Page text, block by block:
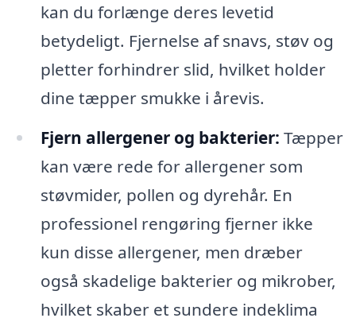
kan du forlænge deres levetid
betydeligt. Fjernelse af snavs, støv og
pletter forhindrer slid, hvilket holder
dine tæpper smukke i årevis.
Fjern allergener og bakterier: Tæpper
kan være rede for allergener som
støvmider, pollen og dyrehår. En
professionel rengøring fjerner ikke
kun disse allergener, men dræber
også skadelige bakterier og mikrober,
hvilket skaber et sundere indeklima